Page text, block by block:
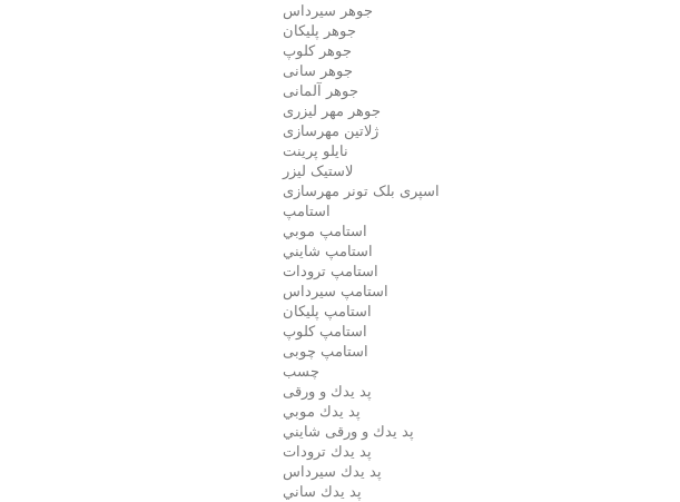
جوهر سيرداس
جوهر پلیکان
جوهر کلوپ
جوهر سانی
جوهر آلمانی
جوهر مهر لیزری
ژلاتين مهرسازی
نایلو پرینت
لاستیک لیزر
اسپری بلک تونر مهرسازی
استامپ
استامپ موبي
استامپ شايني
استامپ ترودات
استامپ سيرداس
استامپ پلیکان
استامپ کلوپ
استامپ چوبی
چسب
پد يدك و ورقی
پد يدك موبي
پد يدك و ورقی شايني
پد يدك ترودات
پد يدك سيرداس
پد يدك ساني